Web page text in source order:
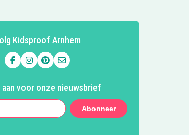
Kidsproof Arnhem
Volg ons op Facebook
Volg ons op Instagram
Volg ons op Pinterest
Mail ons
aan voor onze nieuwsbrief
Abonneer